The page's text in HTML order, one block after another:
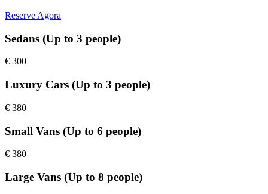
Reserve Agora
Sedans (Up to 3 people)
€ 300
Luxury Cars (Up to 3 people)
€ 380
Small Vans (Up to 6 people)
€ 380
Large Vans (Up to 8 people)